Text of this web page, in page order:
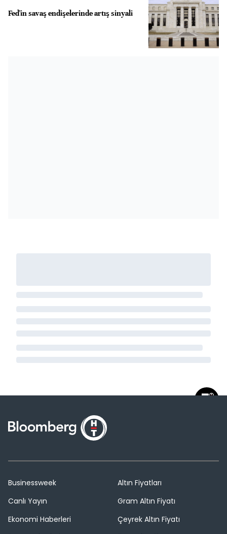
Fed'in savaş endişelerinde artış sinyali
Businessweek
Canlı Yayın
Ekonomi Haberleri
Altın Fiyatları
Gram Altın Fiyatı
Çeyrek Altın Fiyatı